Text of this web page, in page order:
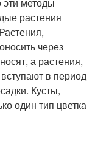
растения
через
а растения,
в период
Кусты,
один тип цветка